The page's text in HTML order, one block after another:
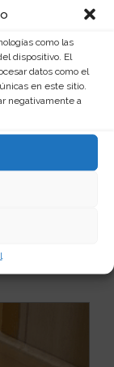
como las
dispositivo. El
datos como el
en este sitio.
negativamente a
te